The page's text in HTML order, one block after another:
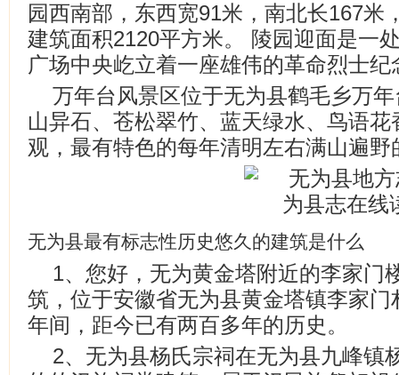
园西南部，东西宽91米，南北长167米
建筑面积2120平方米。 陵园迎面是一
广场中央屹立着一座雄伟的革命烈士纪
万年台风景区位于无为县鹤毛乡万
山异石、苍松翠竹、蓝天绿水、鸟语
观，最有特色的每年清明左右满山遍
无为县最有标志性历史悠久的建筑是什么
1、您好，无为黄金塔附近的李家门
筑，位于安徽省无为县黄金塔镇李家
年间，距今已有两百多年的历史。
2、无为县杨氏宗祠在无为县九峰镇